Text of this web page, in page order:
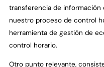
transferencia de información
nuestro proceso de control
herramienta de gestión de
control horario.
Otro punto relevante,